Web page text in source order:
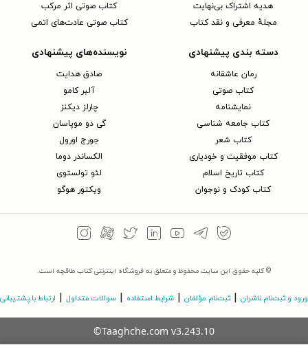
هدیه اشتراک بی‌نهایت
مجلهٔ معرفی و نقد کتاب
کتاب صوتی اثر مرکب
کتاب صوتی عادت‌های اتمی
دسته بندی پیشنهادی
رمان عاشقانه
کتاب‌ صوتی
نمایشنامه
کتاب جامعه شناسی
کتاب شعر
کتاب موفقیت و خودیاری
کتاب تاریخ اسلام
کتاب کودک و نوجوان
نویسنده‌های پیشنهادی
صادق هدایت
آلبر کامو
چارلز دیکنز
گی دو موپاسان
جورج اورول
الکساندر دوما
لئو تولستوی
ویکتور هوگو
© کلیه حقوق این سایت محفوظ و متعلق به فروشگاه اینترنتی کتاب طاقچه است.
ورود و ثبت‌نام ناشران ثبت‌نام مؤلفان شرایط استفاده سوالات متداول ارتباط با پشتیبانی
©Taaghche.com v3.243.10